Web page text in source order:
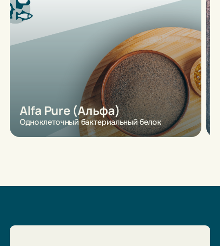
Alfa Pure (Альфа)
Одноклеточный бактериальный белок